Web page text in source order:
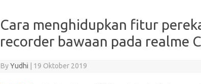
Cara menghidupkan fitur
recorder bawaan pada realme
ByYudhi 19 Oktober 2019